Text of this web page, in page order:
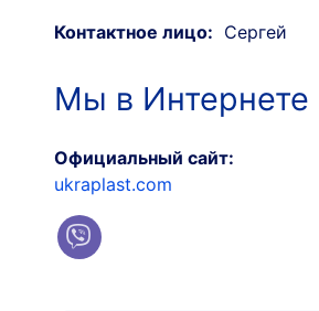
Контактное лицо: Сергей
Мы в Интернете
Официальный сайт:
ukraplast.com